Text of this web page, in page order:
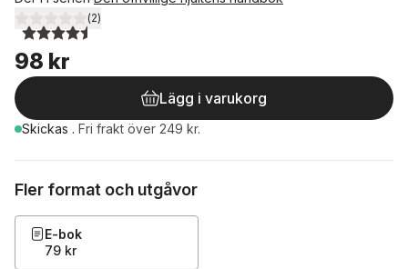
4,5utav 5 stjärnor. Totalt antal röster:
(2)
98 kr
Lägg i varukorg
Skickas . Fri frakt över 249 kr.
Fler format och utgåvor
E-bok
79 kr